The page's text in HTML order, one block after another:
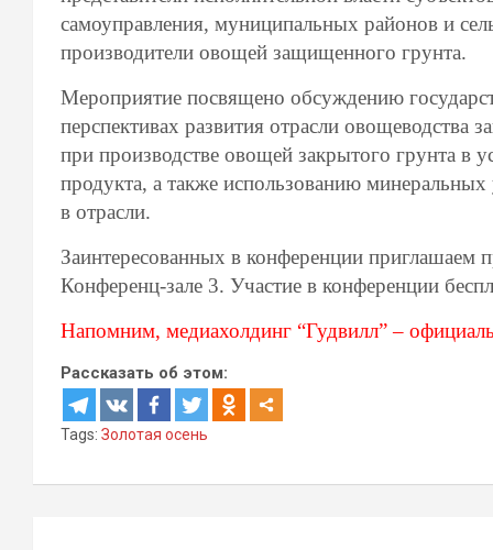
самоуправления, муниципальных районов и
производители овощей защищенного грунта.
Мероприятие посвящено обсуждению
перспективах развития отрасли
при производстве овощей закрытого грунта в
продукта, а также использованию
в отрасли.
Заинтересованных в конференции приглашаем
Конференц-зале 3. Участие в конференции
Напомним, медиахолдинг “Гудвилл” –
Рассказать об этом:
Tags: Золотая осень